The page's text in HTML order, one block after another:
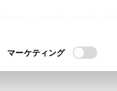
マーケティング